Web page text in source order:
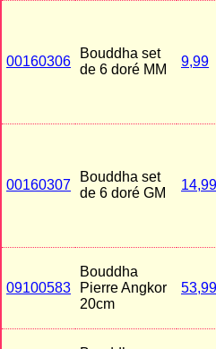
00160306
Bouddha set
de 6 doré MM
9,99
00160307
Bouddha set
de 6 doré GM
14,99
09100583
Bouddha
Pierre Angkor
20cm
53,99